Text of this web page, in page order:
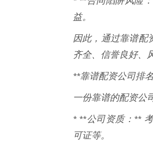
益。
因此，通过靠谱配
齐全、信誉良好、
**靠谱配资公司排
一份靠谱的配资公
* **公司资质：**
可证等。